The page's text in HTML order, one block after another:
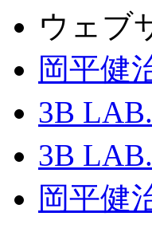
ウェブ
岡平健
3B
3B
岡平健